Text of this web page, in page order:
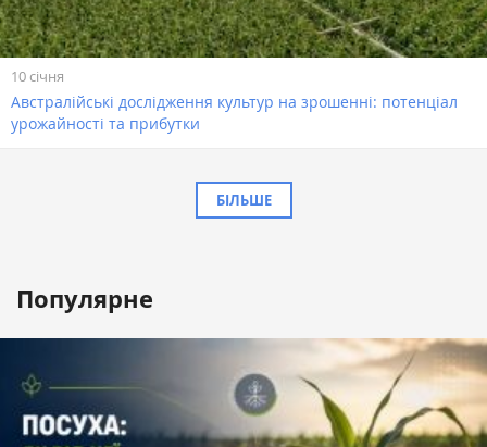
10 січня
Австралійські дослідження культур на зрошенні: потенціал
урожайності та прибутки
БІЛЬШЕ
Популярне